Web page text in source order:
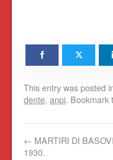
This entry was posted
dente, anpi. Bookmark
← MARTIRI DI
1930.